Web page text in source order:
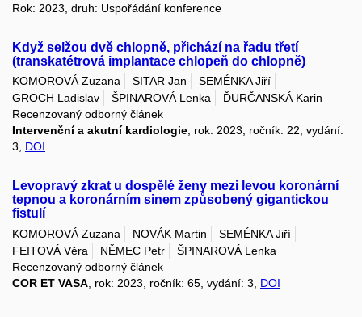
Rok: 2023, druh: Uspořádání konference
Když selžou dvě chlopně, přichází na řadu třetí
(transkatétrová implantace chlopeň do chlopně)
KOMOROVÁ Zuzana SITAR Jan
SEMÉNKA Jiří
GROCH Ladislav
ŠPINAROVÁ Lenka
ĎURČANSKÁ Karin
Recenzovaný odborný článek
Intervenční a akutní kardiologie, rok: 2023, ročník: 22, vydání:
3, DOI
Levopravý zkrat u dospělé ženy mezi levou koronární
tepnou a koronárním sinem způsobený gigantickou
fistulí
KOMOROVÁ Zuzana NOVÁK Martin
SEMÉNKA Jiří
FEITOVÁ Věra
NĚMEC Petr
ŠPINAROVÁ Lenka
Recenzovaný odborný článek
COR ET VASA , rok: 2023, ročník: 65, vydání: 3, DOI